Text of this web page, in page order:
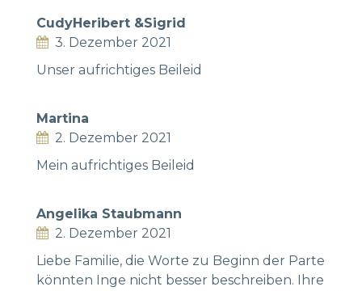
CudyHeribert &Sigrid
3. Dezember 2021
Unser aufrichtiges Beileid
Martina
2. Dezember 2021
Mein aufrichtiges Beileid
Angelika Staubmann
2. Dezember 2021
Liebe Familie, die Worte zu Beginn der Parte
könnten Inge nicht besser beschreiben. Ihre